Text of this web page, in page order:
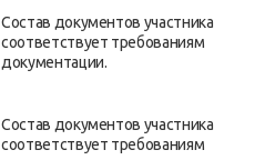
Состав документов участника
соответствует требованиям
документации.
Состав документов участника
соответствует требованиям